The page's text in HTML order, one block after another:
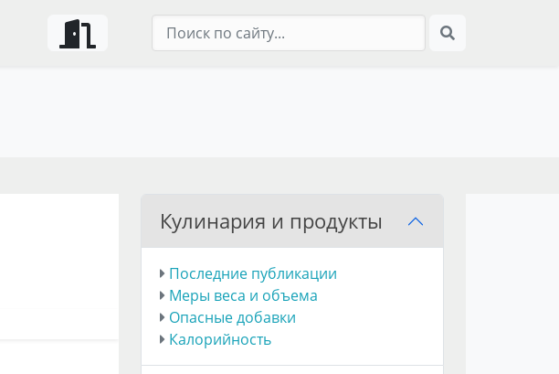
Кулинария и продукты
Последние публикации
Меры веса и объема
Опасные добавки
Калорийность